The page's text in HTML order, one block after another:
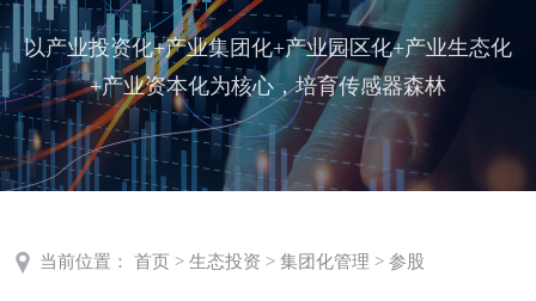
以产业投资化+产业集团化+产业园区化+产业生态化
+产业资本化为核心，培育传感器森林
当前位置：首页 >生态投资 >集团化管理 >参股